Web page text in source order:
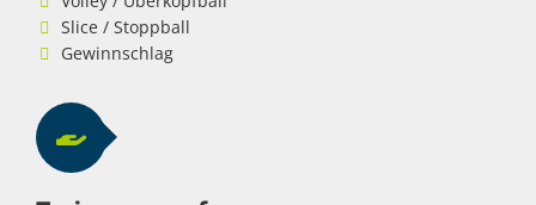
Slice / Stoppball
Gewinnschlag